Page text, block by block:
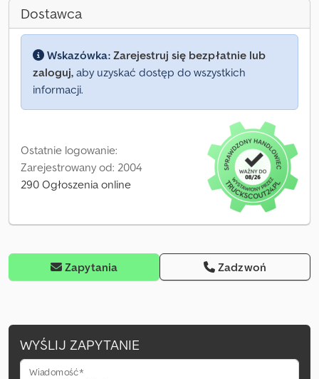
Dostawca
Wskazówka: Zarejestruj się bezpłatnie lub
zaloguj, aby uzyskać dostęp do wszystkich
informacji.
Ostatnie logowanie:
Zarejestrowany od: 2004
290 Ogłoszenia online
Zapytania Zadzwoń
WYŚLIJ ZAPYTANIE
Wiadomość*